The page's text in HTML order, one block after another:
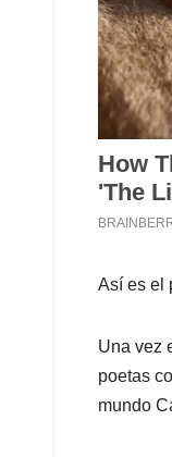
Así es el
Una vez
poetas
mundo